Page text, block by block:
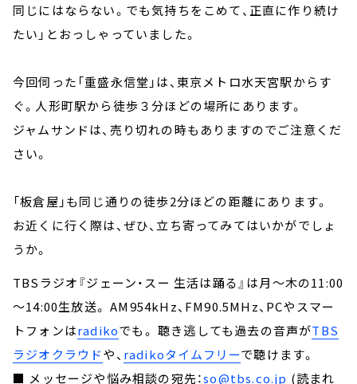
同じにはならない。でも気持ちをこめて、正直に作り続け
たい」とおっしゃっていました。
今回伺った「重盛永信堂」は、東京メトロ水天宮駅からす
ぐ。人形町駅から徒歩３分ほどの場所にあります。
ジャムサンドは、売り切れの時もありますのでご注意くだ
さい。
「板倉屋」も同じ通りの徒歩2分ほどの距離にあります。
お近くに行く際は、ぜひ、立ち寄ってみてはいかがでしょ
うか。
TBSラジオ『ジェーン・スー 生活は踊る』は月～木の11:00
～14:00生放送。 AM954kHz、FM90.5MHz、PCやスマー
トフォンはradikoでも。 聴き逃しても過去の音声がTBS
ラジオクラウドや、 radikoタイムフリーで聴けます。
■ メッセージや悩み相談の宛先：so@tbs.co.jp (読まれ